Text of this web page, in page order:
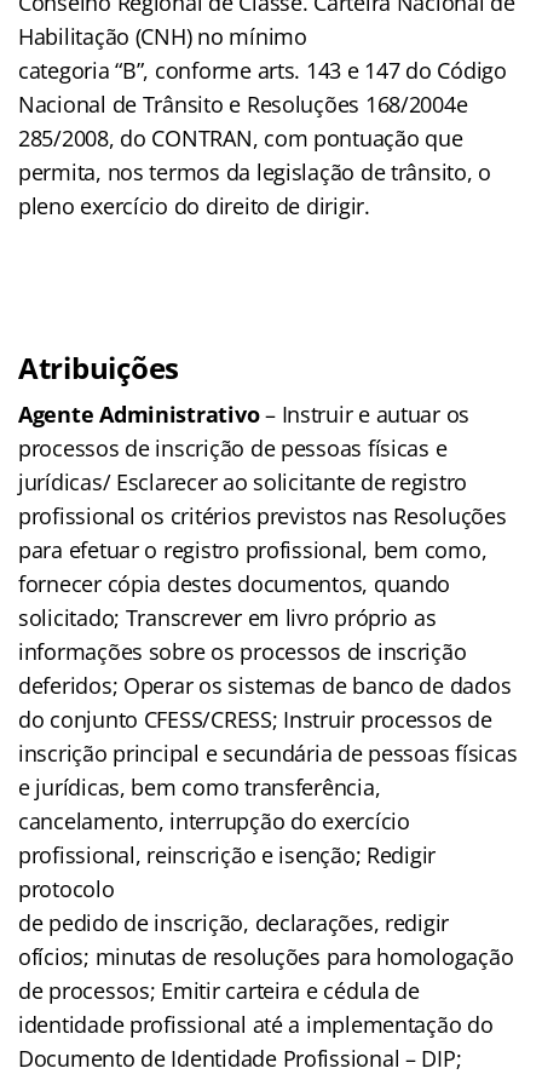
Habilitação (CNH) no mínimo
categoria “B”, conforme arts. 143 e 147 do Código
Nacional de Trânsito e Resoluções 168/2004e
285/2008, do CONTRAN, com pontuação que
permita, nos termos da legislação de trânsito, o
pleno exercício do direito de dirigir.
Atribuições
Agente Administrativo– Instruir e autuar os
processos de inscrição de pessoas físicas e
jurídicas/ Esclarecer ao solicitante de registro
profissional os critérios previstos nas Resoluções
para efetuar o registro profissional, bem como,
fornecer cópia destes documentos, quando
solicitado; Transcrever em livro próprio as
informações sobre os processos de inscrição
deferidos; Operar os sistemas de banco de dados
do conjunto CFESS/CRESS; Instruir processos de
inscrição principal e secundária de pessoas físicas
e jurídicas, bem como transferência,
cancelamento, interrupção do exercício
profissional, reinscrição e isenção; Redigir
protocolo
de pedido de inscrição, declarações, redigir
ofícios; minutas de resoluções para homologação
de processos; Emitir carteira e cédula de
identidade profissional até a implementação do
Documento de Identidade Profissional – DIP;